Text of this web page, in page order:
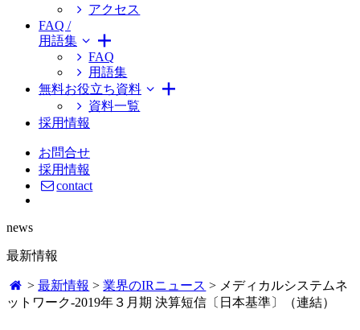
アクセス
FAQ /
用語集
FAQ
用語集
無料お役立ち資料
資料一覧
採用情報
お問合せ
採用情報
contact
news
最新情報
>最新情報 >業界のIRニュース > メディカルシステムネ
ットワーク-2019年３月期 決算短信〔日本基準〕（連結）